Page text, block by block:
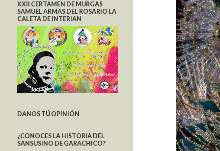
XXII CERTAMEN DE MURGAS
SAMUEL ARMAS DEL ROSARIO LA
CALETA DE INTERIAN
DANOS TÚ OPINIÓN
¿CONOCES LA HISTORIA DEL
SANSUSINO DE GARACHICO?